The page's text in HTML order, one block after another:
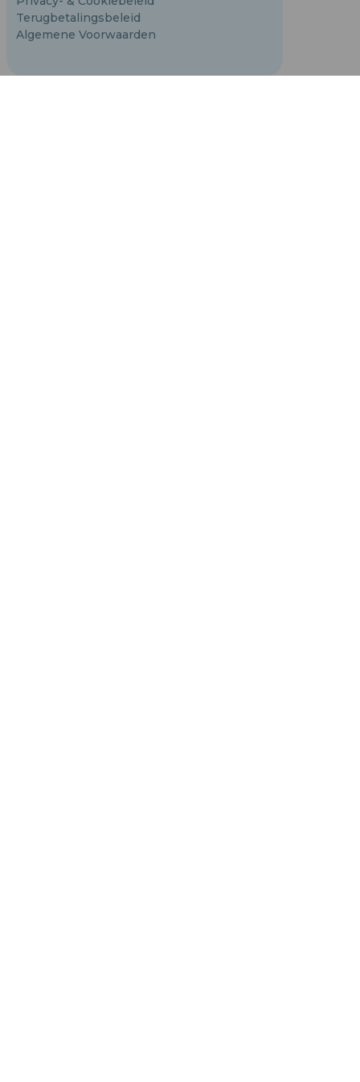
Terugbetalingsbeleid
Algemene Voorwaarden